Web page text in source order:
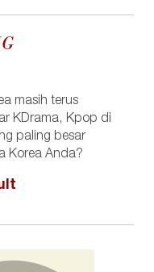
masih terus
KDrama, Kpop di
paling besar
Korea Anda?